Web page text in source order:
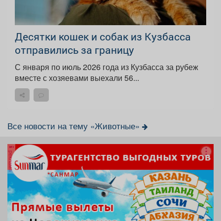
Десятки кошек и собак из Кузбасса
отправились за границу
С января по июль 2026 года из Кузбасса за рубеж
вместе с хозяевами выехали 56...
Все новости на тему «Животные»
реклама